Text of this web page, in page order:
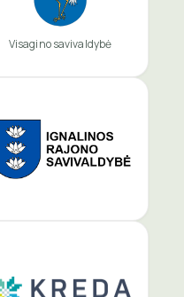
Visagino savivaldybė